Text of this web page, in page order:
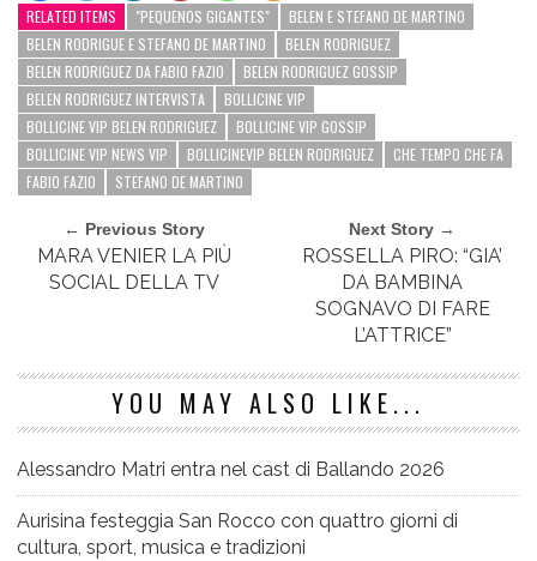
RELATED ITEMS "PEQUENOS GIGANTES"
BELEN E STEFANO DE MARTINO
BELEN RODRIGUE E STEFANO DE MARTINO
BELEN RODRIGUEZ
BELEN RODRIGUEZ DA FABIO FAZIO
BELEN RODRIGUEZ GOSSIP
BELEN RODRIGUEZ INTERVISTA
BOLLICINE VIP
BOLLICINE VIP BELEN RODRIGUEZ
BOLLICINE VIP GOSSIP
BOLLICINE VIP NEWS VIP
BOLLICINEVIP BELEN RODRIGUEZ
CHE TEMPO CHE FA
FABIO FAZIO
STEFANO DE MARTINO
← Previous Story
MARA VENIER LA PIÙ
SOCIAL DELLA TV
Next Story →
ROSSELLA PIRO: “GIA’
DA BAMBINA
SOGNAVO DI FARE
L’ATTRICE”
YOU MAY ALSO LIKE...
Alessandro Matri entra nel cast di Ballando 2026
Aurisina festeggia San Rocco con quattro giorni di
cultura, sport, musica e tradizioni